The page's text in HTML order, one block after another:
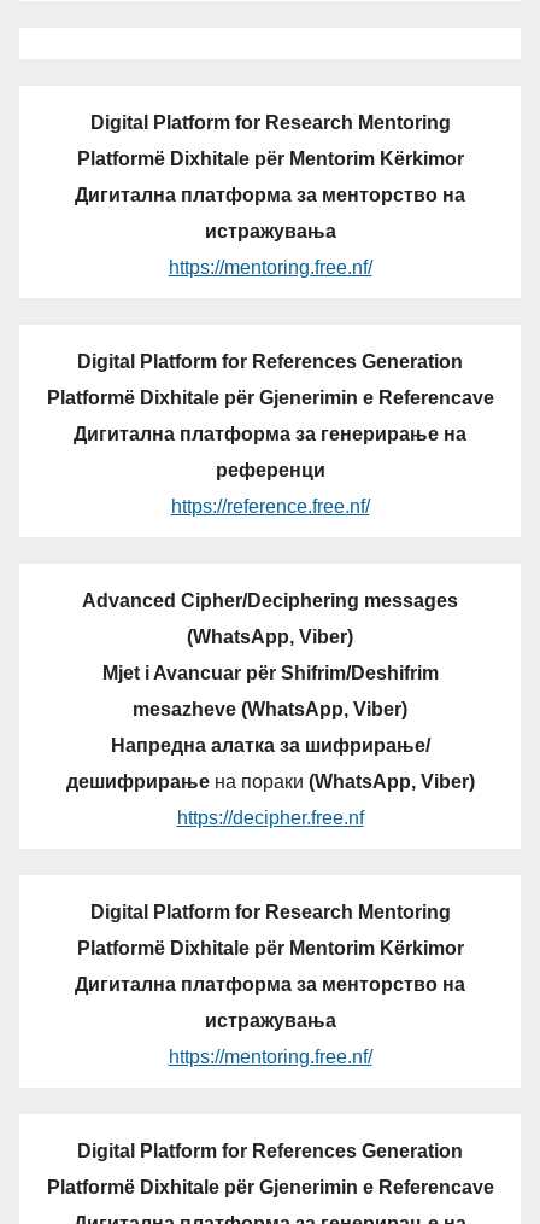
Digital Platform for Research Mentoring
Platformë Dixhitale për Mentorim Kërkimor
Дигитална платформа за менторство на
истражувања
https://mentoring.free.nf/
Digital Platform for References Generation
Platformë Dixhitale për Gjenerimin e Referencave
Дигитална платформа за генерирање на
референци
https://reference.free.nf/
Advanced Cipher/Deciphering messages
(WhatsApp, Viber)
Mjet i Avancuar për Shifrim/Deshifrim
mesazheve (WhatsApp, Viber)
Напредна алатка за шифрирање/
дешифрирањена пораки (WhatsApp, Viber)
https://decipher.free.nf
Digital Platform for Research Mentoring
Platformë Dixhitale për Mentorim Kërkimor
Дигитална платформа за менторство на
истражувања
https://mentoring.free.nf/
Digital Platform for References Generation
Platformë Dixhitale për Gjenerimin e Referencave